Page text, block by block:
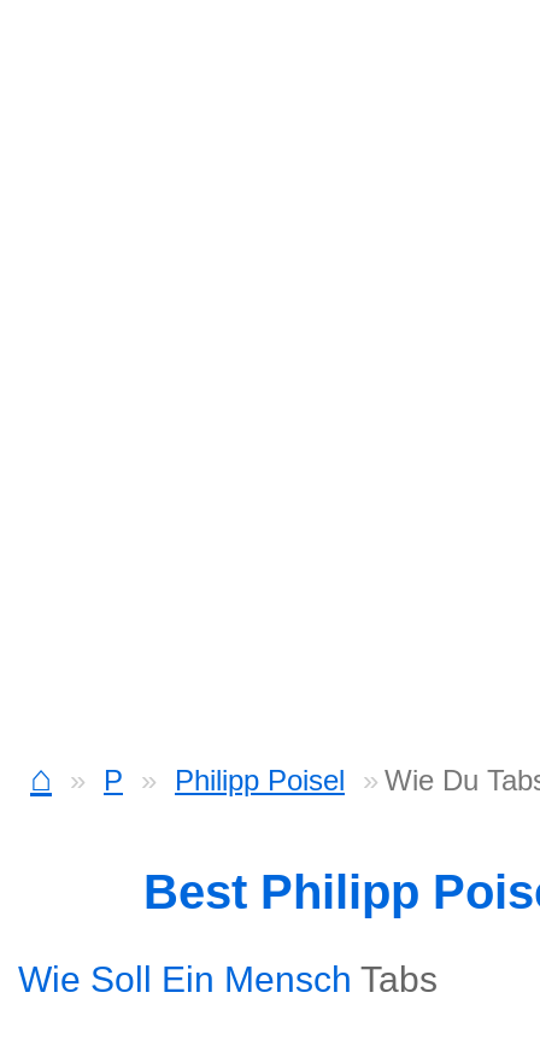
⌂ P Philipp Poisel Wie Du
Best Philipp
Wie Soll Ein Mensch Tabs